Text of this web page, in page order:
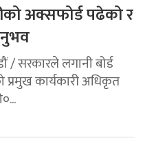
अक्सफोर्ड पढेको र
/ सरकारले लगानी बोर्ड
प्रमुख कार्यकारी अधिकृत